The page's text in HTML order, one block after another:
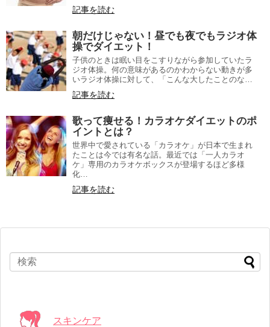
記事を読む
朝だけじゃない！昼でも夜でもラジオ体
操でダイエット！
子供のときは眠い目をこすりながら参加していたラ
ジオ体操。何の意味があるのかわからない動きが多
いラジオ体操に対して、「こんな大したことのな…
記事を読む
歌って痩せる！カラオケダイエットのポ
イントとは？
世界中で愛されている「カラオケ」が日本で生まれ
たことは今では有名な話。最近では「一人カラオ
ケ」専用のカラオケボックスが登場するほど多様
化…
記事を読む
スキンケア